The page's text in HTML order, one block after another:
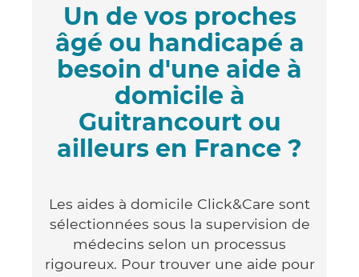
Un de vos proches
âgé ou handicapé a
besoin d'une aide à
domicile à
Guitrancourt ou
ailleurs en France ?
Les aides à domicile Click&Care sont
sélectionnées sous la supervision de
médecins selon un processus
rigoureux. Pour trouver une aide pour